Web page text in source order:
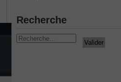
Recherche